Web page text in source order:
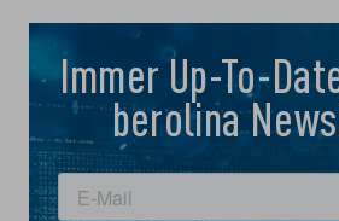
Immer Up-To-
berolina